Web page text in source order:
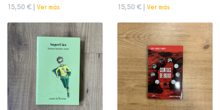
15,50 € | Ver más 15,50 € | Ver más